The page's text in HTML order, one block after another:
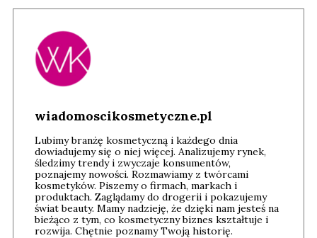
wiadomoscikosmetyczne.pl
Lubimy branżę kosmetyczną i każdego dnia
dowiadujemy się o niej więcej. Analizujemy rynek,
śledzimy trendy i zwyczaje konsumentów,
poznajemy nowości. Rozmawiamy z twórcami
kosmetyków. Piszemy o firmach, markach i
produktach. Zaglądamy do drogerii i pokazujemy
świat beauty. Mamy nadzieję, że dzięki nam jesteś na
bieżąco z tym, co kosmetyczny biznes kształtuje i
rozwija. Chętnie poznamy Twoją historię.